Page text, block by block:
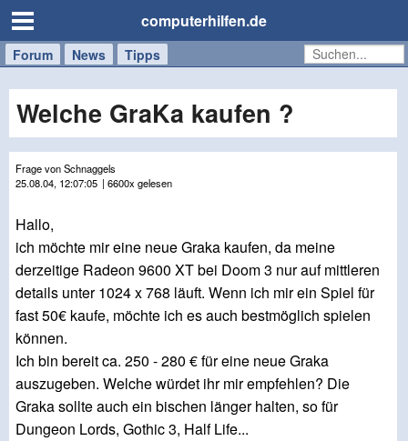
computerhilfen.de
Forum News Tipps
Handy
Tablet
Windows
Mac
Welche GraKa kaufen ?
Frage von Schnaggels
25.08.04, 12:07:05 | 6600x gelesen
Hallo,
ich möchte mir eine neue Graka kaufen, da meine
derzeitige Radeon 9600 XT bei Doom 3 nur auf mittleren
details unter 1024 x 768 läuft. Wenn ich mir ein Spiel für
fast 50€ kaufe, möchte ich es auch bestmöglich spielen
können.
Ich bin bereit ca. 250 - 280 € für eine neue Graka
auszugeben. Welche würdet ihr mir empfehlen? Die
Graka sollte auch ein bischen länger halten, so für
Dungeon Lords, Gothic 3, Half Life...